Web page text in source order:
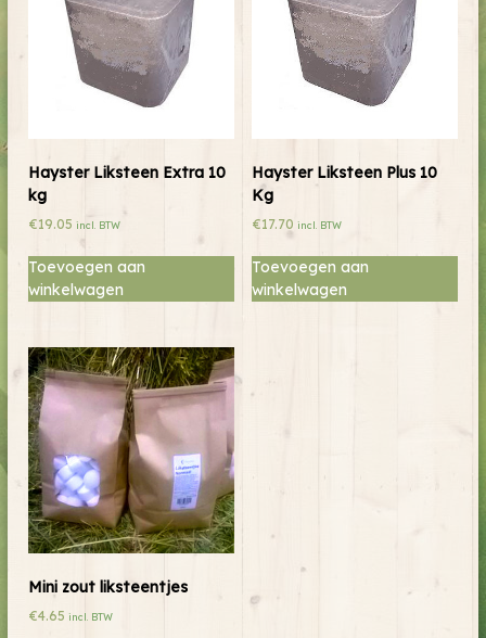
Hayster Liksteen Extra 10
kg
€19.05 incl. BTW
Toevoegen aan
winkelwagen
Hayster Liksteen Plus 10
Kg
€17.70 incl. BTW
Toevoegen aan
winkelwagen
Mini zout liksteentjes
€4.65 incl. BTW